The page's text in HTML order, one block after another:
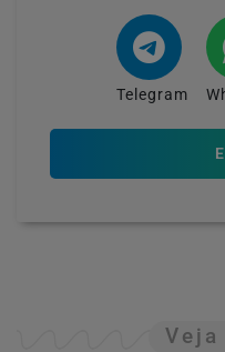
Telegram
Veja